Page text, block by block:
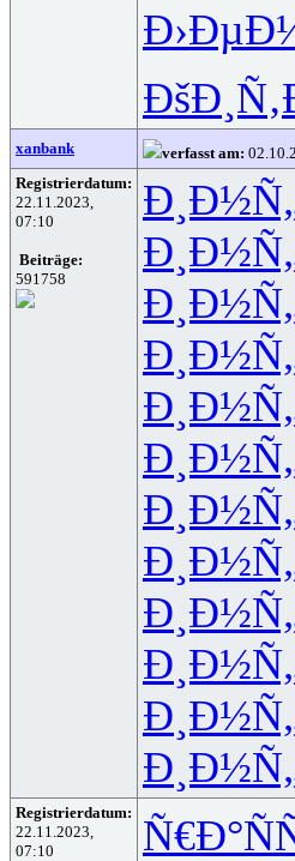
xanbank verfasst am:
Registrierdatum:
22.11.2023,
07:10
Beiträge:
591758
Registrierdatum:
22.11.2023,
07:10